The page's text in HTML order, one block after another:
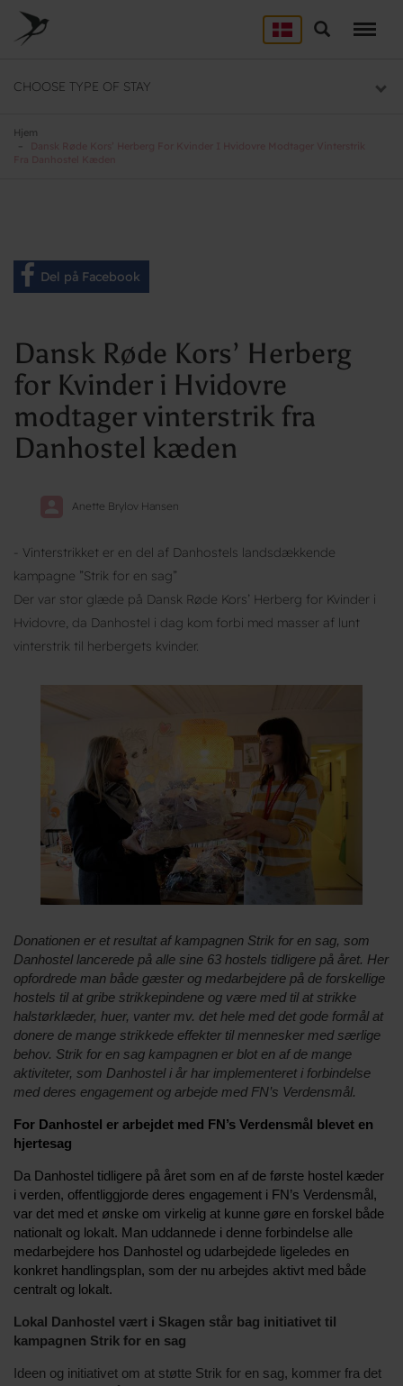
main
Søg
CHOOSE TYPE OF STAY
LEJRSKOLE
Overnatning til grupper
Hjem
Del på Facebook
Dansk Røde Kors’ Herberg
for Kvinder i Hvidovre
modtager vinterstrik fra
Danhostel kæden
Anette Brylov Hansen
- Vinterstrikket er en del af Danhostels landsdækkende
kampagne ”Strik for en sag”
Der var stor glæde på Dansk Røde Kors’ Herberg for Kvinder i
Hvidovre, da Danhostel i dag kom forbi med masser af lunt
vinterstrik til herbergets kvinder.
Donationen er et resultat af kampagnen Strik for en sag, som
Danhostel lancerede på alle sine 63 hostels tidligere på året. Her
opfordrede man både gæster og medarbejdere på de forskellige
hostels til at gribe strikkepindene og være med til at strikke
halstørklæder, huer, vanter mv. det hele med det gode formål at
donere de mange strikkede effekter til mennesker med særlige
behov. Strik for en sag kampagnen er blot en af de mange
aktiviteter, som Danhostel i år har implementeret i forbindelse
med deres engagement og arbejde med FN’s Verdensmål.
For Danhostel er arbejdet med FN’s Verdensmål blevet en
hjertesag
Da Danhostel tidligere på året som en af de første hostel kæder
i verden, offentliggjorde deres engagement i FN’s Verdensmål,
var det med et ønske om virkelig at kunne gøre en forskel både
nationalt og lokalt. Man uddannede i denne forbindelse alle
medarbejdere hos Danhostel og udarbejdede ligeledes en
konkret handlingsplan, som der nu arbejdes aktivt med både
centralt og lokalt.
Lokal Danhostel vært i Skagen står bag initiativet til
kampagnen Strik for en sag
Ideen og initiativet om at støtte Strik for en sag, kommer fra det